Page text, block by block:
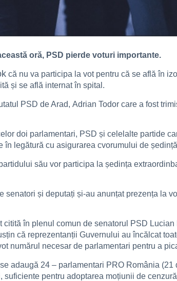
oră, PSD pierde voturi importante.
că nu va participa la vot pentru că se află în
și se află internat în spital.
PSD de Arad, Adrian Todor care a fost
doi parlamentari, PSD și celelalte partide
legătură cu asigurarea cvorumului de
său vor participa la ședința
și deputați și-au anunțat prezența la
în plenul comun de senatorul PSD
că reprezentanții Guvernului au încălcat
numărul necesar de parlamentari pentru a
adaugă 24 – parlamentari PRO România
pentru adoptarea moțiunii de